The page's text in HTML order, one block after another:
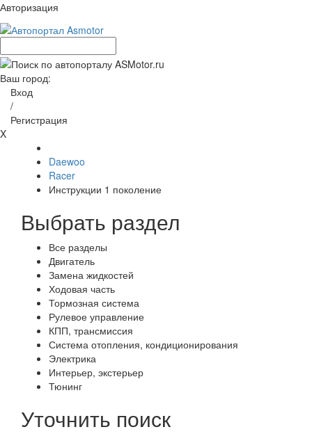
Авторизация
Ваш город:
Вход
/
Регистрация
X
Daewoo
Racer
Инструкции 1 поколение
Выбрать раздел
Все разделы
Двигатель
Замена жидкостей
Ходовая часть
Тормозная система
Рулевое управление
КПП, трансмиссия
Система отопления, кондиционирования
Электрика
Интерьер, экстерьер
Тюнинг
Уточнить поиск